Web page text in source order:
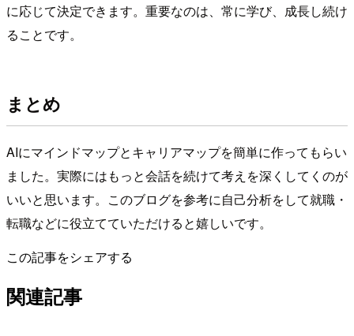
に応じて決定できます。重要なのは、常に学び、成長し続け
ることです。
まとめ
AIにマインドマップとキャリアマップを簡単に作ってもらい
ました。実際にはもっと会話を続けて考えを深くしてくのが
いいと思います。このブログを参考に自己分析をして就職・
転職などに役立てていただけると嬉しいです。
この記事をシェアする
関連記事